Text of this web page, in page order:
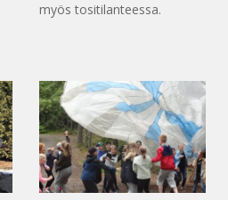
myös tositilanteessa.